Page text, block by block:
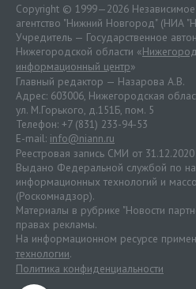
Copyright © 1999—2026
агентство "Нижний Новгород" (НИА
Учредитель — Государственное
Нижегородской области «
информационный центр»
Главный редактор — Назарова А.В.
Адрес: 603006, Нижегородская
ул. М.Горького, д.151Б, пом. 5
Телефон: +7 (831) 233-94-53
E-mail: info@niann.ru
Реестровая запись СМИ от
Выдано Федеральной службой по
информационных технологий и
(Роскомнадзор).
Материалы в рубрике "Новости
правах рекламы.
На информационном ресурсе
технологии.
Политика конфиденциальности